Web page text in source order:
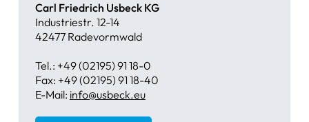
Carl Friedrich Usbeck KG
Industriestr. 12-14
42477 Radevormwald
Tel.: +49 (02195) 91 18-0
Fax: +49 (02195) 91 18-40
E-Mail: info@usbeck.eu